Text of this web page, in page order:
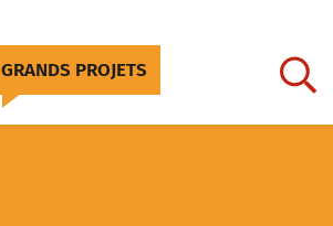
GRANDS PROJETS